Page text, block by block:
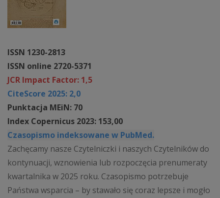
ISSN 1230-2813
ISSN online 2720-5371
JCR Impact Factor: 1,5
CiteScore 2025: 2,0
Punktacja MEiN: 70
Index Copernicus 2023: 153,00
Czasopismo indeksowane w PubMed.
Zachęcamy nasze Czytelniczki i naszych Czytelników do
kontynuacji, wznowienia lub rozpoczęcia prenumeraty
kwartalnika w 2025 roku. Czasopismo potrzebuje
Państwa wsparcia – by stawało się coraz lepsze i mogło